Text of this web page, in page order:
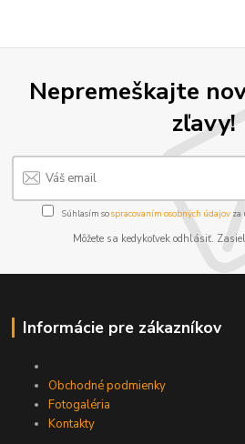
Nepremeškajte
zľavy!
Súhlasím sospracovaním osobných údajov za
Môžete sa kedykoľvek odhlásiť.
Informácie pre zákazníkov
Obchodné podmienky
Fotogaléria
Kontakty